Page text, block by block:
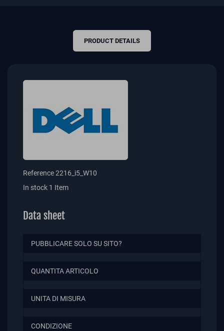
PRODUCT DETAILS
Reference2216_i5_W10
In stock 1 Item
Data sheet
PUBBLICARE SOLO SU SITO?
QUANTITA ARTICOLO
UNITA DI MISURA
CONDIZIONE